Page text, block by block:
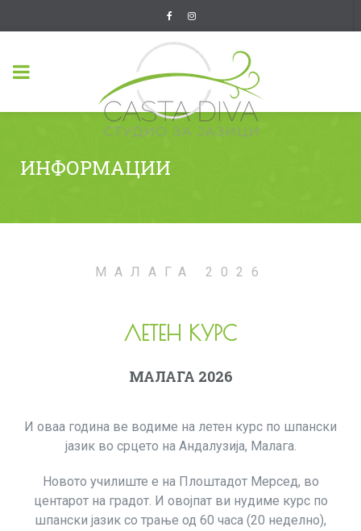
ИНФОРМАЦИИ
МАЛАГА 2026
ЛЕТЕН КУРС
МАЛАГА 2026
И оваа година ве водиме на летен курс по шпански
јазик во срцето на Андалузија, Малага.
Новото училиште е на Плоштадот Мерсед, во
центарот на градот. И овојпат ви нудиме курс по
шпански јазик со трање од 60 часа (20 неделно),